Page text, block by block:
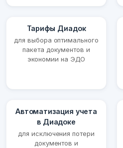
Тарифы Диадок
для выбора оптимального
пакета документов и
экономии на ЭДО
Автоматизация учета
в Диадоке
для исключения потери
документов и